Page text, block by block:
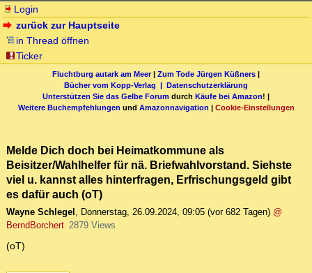
Login
zurück zur Hauptseite
in Thread öffnen
Ticker
Fluchtburg autark am Meer| Zum Tode Jürgen Küßners |
Bücher vom Kopp-Verlag | Datenschutzerklärung
Unterstützen Sie das Gelbe Forum durch Käufe bei Amazon! |
Weitere Buchempfehlungen und Amazonnavigation | Cookie-Einstellungen
Melde Dich doch bei Heimatkommune als
Beisitzer/Wahlhelfer für nä. Briefwahlvorstand. Siehste
viel u. kannst alles hinterfragen, Erfrischungsgeld gibt
es dafür auch (oT)
Wayne Schlegel , Donnerstag, 26.09.2024, 09:05 (vor 682 Tagen) @
BerndBorchert 2879 Views
(oT)